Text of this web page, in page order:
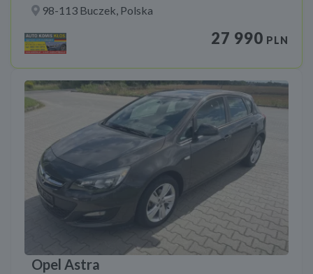
98-113 Buczek, Polska
27 990 PLN
Opel Astra